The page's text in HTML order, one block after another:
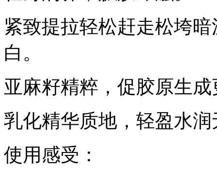
紧致提拉轻松赶走松垮
白。
亚麻籽精粹，促胶原生
乳化精华质地，轻盈水
使用感受：